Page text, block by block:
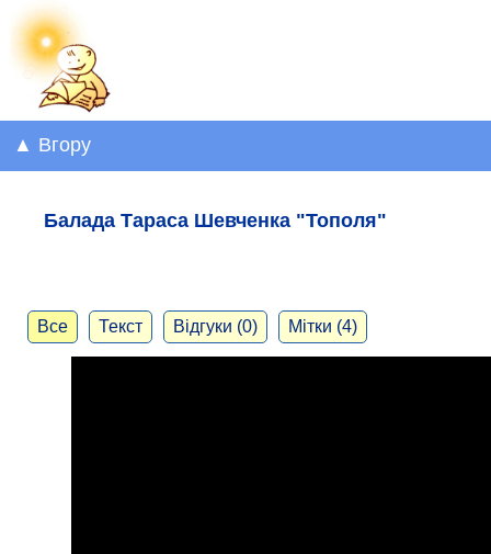
▲ Вгору
Балада Тараса Шевченка "Тополя"
Все Текст Відгуки (0) Мітки (4)